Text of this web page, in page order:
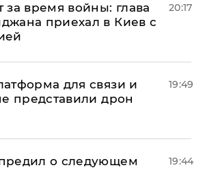
за время войны: глава
приехал в Киев с
20:17
для связи и
представили дрон
19:49
о следующем
19:44